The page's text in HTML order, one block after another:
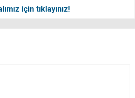
için tıklayınız!